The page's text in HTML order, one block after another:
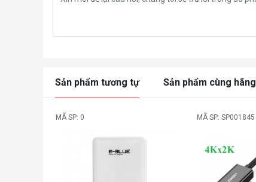
Sản phẩm tương tự Sản phẩm cùng hãng
MÃ SP: 0 MÃ SP: SP001845